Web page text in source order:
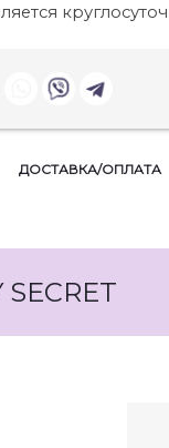
ДОСТАВКА/ОПЛАТА